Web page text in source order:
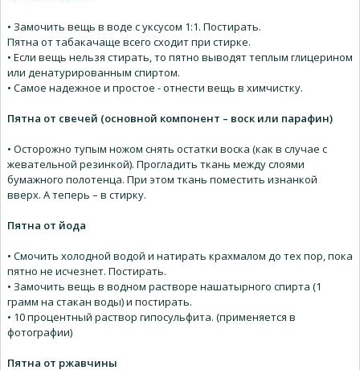
• Замочить вещь в воде с уксусом 1:1. Постирать.
Пятна от табакачаще всего сходит при стирке.
• Если вещь нельзя стирать, то пятно выводят теплым глицерином
или денатурированным спиртом.
• Самое надежное и простое - отнести вещь в химчистку.
Пятна от свечей (основной компонент – воск или парафин)
• Осторожно тупым ножом снять остатки воска (как в случае с
жевательной резинкой). Прогладить ткань между слоями
бумажного полотенца. При этом ткань поместить изнанкой
вверх. А теперь – в стирку.
Пятна от йода
• Смочить холодной водой и натирать крахмалом до тех пор, пока
пятно не исчезнет. Постирать.
• Замочить вещь в водном растворе нашатырного спирта (1
грамм на стакан воды) и постирать.
• 10 процентный раствор гипосульфита. (применяется в
фотографии)
Пятна от ржавчины